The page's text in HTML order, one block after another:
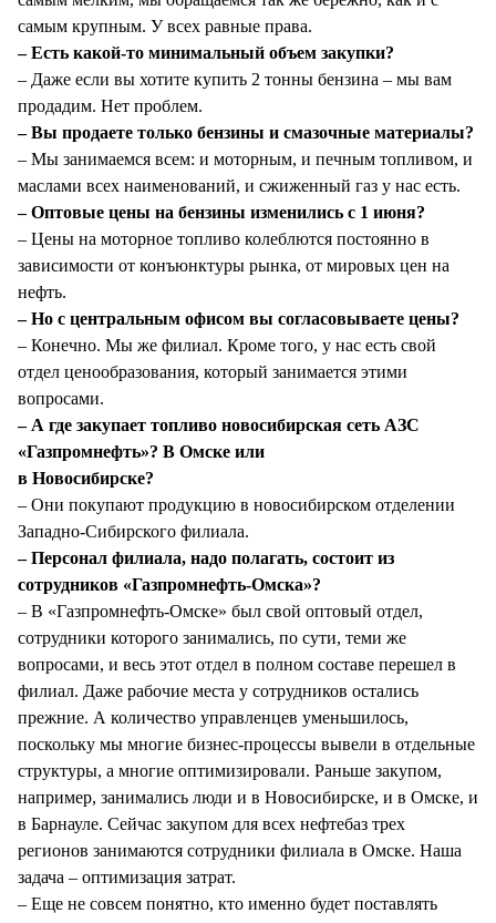
самым крупным. У всех равные права.
– Есть какой-то минимальный объем закупки?
– Даже если вы хотите купить 2 тонны бензина – мы вам
продадим. Нет проблем.
– Вы продаете только бензины и смазочные материалы?
– Мы занимаемся всем: и моторным, и печным топливом, и
маслами всех наименований, и сжиженный газ у нас есть.
– Оптовые цены на бензины изменились с 1 июня?
– Цены на моторное топливо колеблются постоянно в
зависимости от конъюнктуры рынка, от мировых цен на
нефть.
– Но с центральным офисом вы согласовываете цены?
– Конечно. Мы же филиал. Кроме того, у нас есть свой
отдел ценообразования, который занимается этими
вопросами.
– А где закупает топливо новосибирская сеть АЗС
«Газпромнефть»? В Омске или
в Новосибирске?
– Они покупают продукцию в новосибирском отделении
Западно-Сибирского филиала.
– Персонал филиала, надо полагать, состоит из
сотрудников «Газпромнефть-Омска»?
– В «Газпромнефть-Омске» был свой оптовый отдел,
сотрудники которого занимались, по сути, теми же
вопросами, и весь этот отдел в полном составе перешел в
филиал. Даже рабочие места у сотрудников остались
прежние. А количество управленцев уменьшилось,
поскольку мы многие бизнес-процессы вывели в отдельные
структуры, а многие оптимизировали. Раньше закупом,
например, занимались люди и в Новосибирске, и в Омске, и
в Барнауле. Сейчас закупом для всех нефтебаз трех
регионов занимаются сотрудники филиала в Омске. Наша
задача – оптимизация затрат.
– Еще не совсем понятно, кто именно будет поставлять